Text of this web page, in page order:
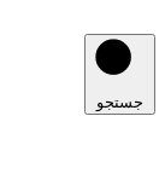
جستجو